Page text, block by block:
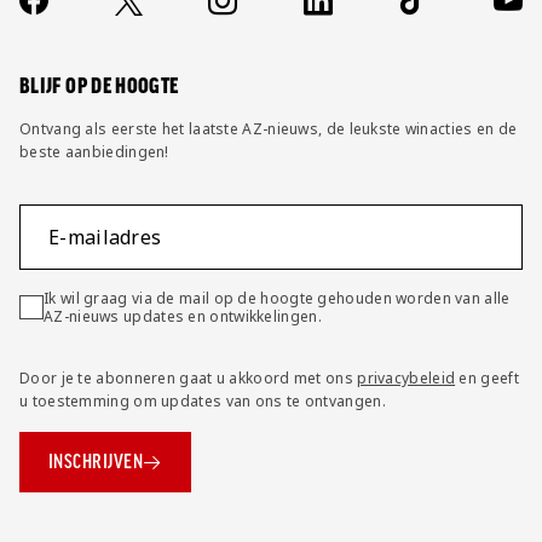
FAQ
BLIJF OP DE HOOGTE
Ontvang als eerste het laatste AZ-nieuws, de leukste winacties en de
beste aanbiedingen!
E-mailadres
Ik wil graag via de mail op de hoogte gehouden worden van alle
AZ-nieuws updates en ontwikkelingen.
Door je te abonneren gaat u akkoord met onsprivacybeleid en geeft
u toestemming om updates van ons te ontvangen.
INSCHRIJVEN